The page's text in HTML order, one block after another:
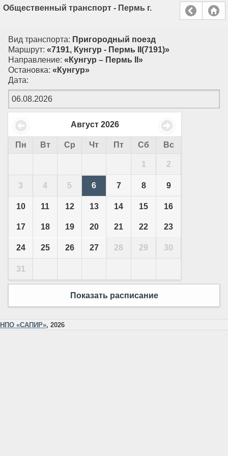
Общественный транспорт - Пермь г.
Вид транспорта: Пригородный поезд
Маршрут: «7191, Кунгур - Пермь II(7191)»
Направление: «Кунгур – Пермь II»
Остановка: «Кунгур»
Дата:
Август 2026
Пн Вт Ср Чт Пт Сб Вс
1 2
3 4 5 6 7 8 9
10 11 12 13 14 15 16
17 18 19 20 21 22 23
24 25 26 27 28 29 30
31
Показать расписание
НПО «САПИР», 2026